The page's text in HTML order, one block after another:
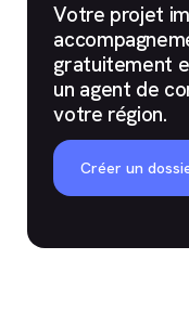
Votre projet
gratuitement
un agent de
votre région.
Créer un